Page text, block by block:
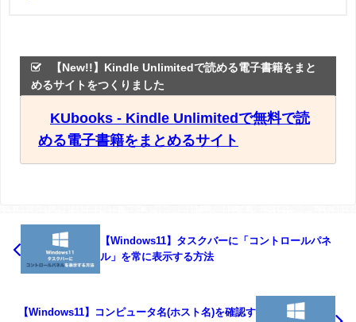
【New!!】Kindle Unlimitedで読める電子書籍をまと
めるサイトをつくりました
KUbooks - Kindle Unlimitedで無料で読
める電子書籍をまとめるサイト
【Windows11】タスクバーに「コントロールパネ
ル」を常に表示する方法
【Windows11】コンピュータ名(ホスト名)を確認す